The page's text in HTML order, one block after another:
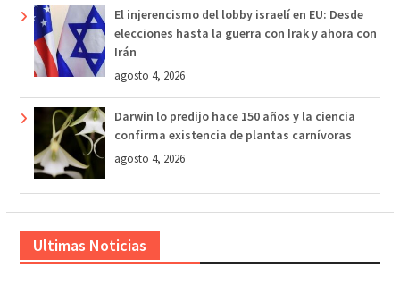
El injerencismo del lobby israelí en EU: Desde
elecciones hasta la guerra con Irak y ahora con
Irán
agosto 4, 2026
Darwin lo predijo hace 150 años y la ciencia
confirma existencia de plantas carnívoras
agosto 4, 2026
Ultimas Noticias